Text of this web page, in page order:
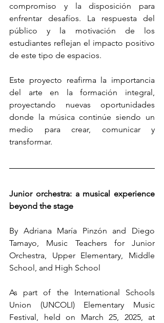
compromiso y la disposición para
enfrentar desafíos. La respuesta del
público y la motivación de los
estudiantes reflejan el impacto positivo
de este tipo de espacios.
Este proyecto reafirma la importancia
del arte en la formación integral,
proyectando nuevas oportunidades
donde la música continúe siendo un
medio para crear, comunicar y
transformar.
Junior orchestra: a musical experience
beyond the stage
By Adriana María Pinzón and Diego
Tamayo, Music Teachers for Junior
Orchestra, Upper Elementary, Middle
School, and High School
As part of the International Schools
Union (UNCOLI) Elementary Music
Festival, held on March 25, 2025, at